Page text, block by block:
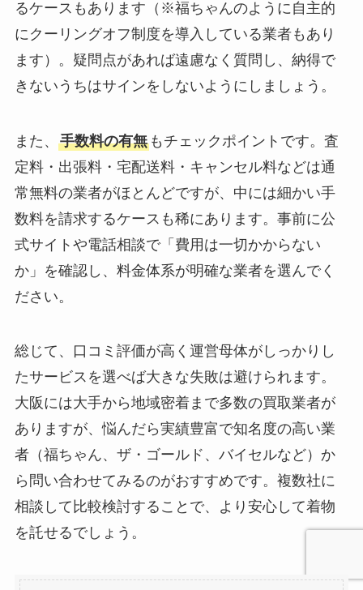
るケースもあります（※福ちゃんのように自主的
にクーリングオフ制度を導入している業者もあり
ます）。疑問点があれば遠慮なく質問し、納得で
きないうちはサインをしないようにしましょう。
また、 手数料の有無もチェックポイントです。査
定料・出張料・宅配送料・キャンセル料などは通
常無料の業者がほとんどですが、中には細かい手
数料を請求するケースも稀にあります。事前に公
式サイトや電話相談で「費用は一切かからない
か」を確認し、料金体系が明確な業者を選んでく
ださい。
総じて、口コミ評価が高く運営母体がしっかりし
たサービスを選べば大きな失敗は避けられます。
大阪には大手から地域密着まで多数の買取業者が
ありますが、悩んだら実績豊富で知名度の高い業
者（福ちゃん、ザ・ゴールド、バイセルなど）か
ら問い合わせてみるのがおすすめです。複数社に
相談して比較検討することで、より安心して着物
を託せるでしょう。